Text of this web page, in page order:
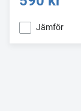
Jämför